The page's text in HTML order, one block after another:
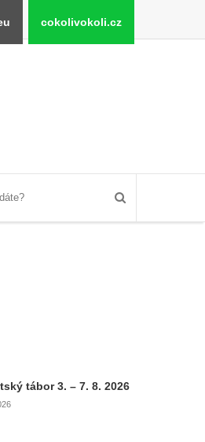
cokolivokoli.cz
tábor 3. – 7. 8. 2026